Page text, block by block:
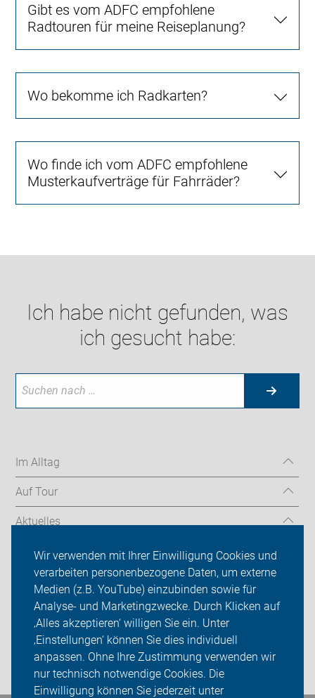
Wir verwenden mit Ihrer Einwilligung Cookies und
verarbeiten personenbezogene Daten, um externe
Medien (z.B. YouTube) einzubinden sowie für
Analyse- und Marketingzwecke. Durch Klicken auf
‚Alles akzeptieren‘ willigen Sie ein. Unter
‚Einstellungen‘ können Sie dies individuell
anpassen. Ohne Ihre Zustimmung verwenden wir
nur technisch notwendige Cookies. Die
Einwilligung können Sie jederzeit unter
Gibt es vom ADFC empfohlene
Radtouren für meine Reiseplanung?
Wo bekomme ich Radkarten?
Wo finde ich vom ADFC empfohlene
Musterkaufverträge für Fahrräder?
Ich habe nicht gefunden, was
ich gesucht habe:
Im Alltag
Auf Tour
Aktuelles
Über uns
Mitgliedschaft
Fachwissen
Presse
Login